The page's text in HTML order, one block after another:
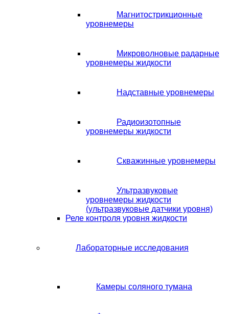
Магнитострикционные
уровнемеры
Микроволновые радарные
уровнемеры жидкости
Надставные уровнемеры
Радиоизотопные
уровнемеры жидкости
Скважинные уровнемеры
Ультразвуковые
уровнемеры жидкости
(ультразвуковые датчики уровня)
Реле контроля уровня жидкости
Лабораторные исследования
Камеры соляного тумана